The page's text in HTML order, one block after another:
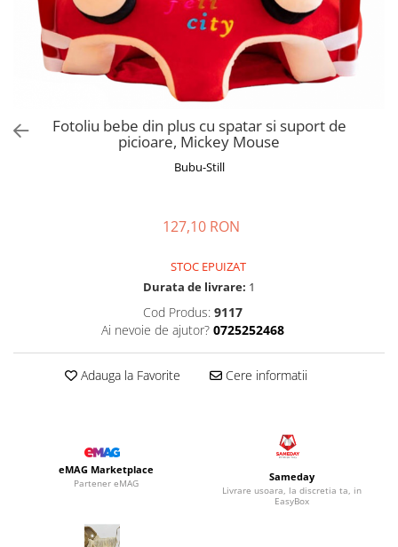
Bluze, pieptarase, mentite
Veste bebe
Rochite bebeluse
Pantaloni de exterior
Bluze, pieptarase, mentite
Veste bebe
Bluze si pulovere
Cos depozitare jucarii
Articole mamici
Jocuri educative si de societate
Jucarii tip Montessori
Masinute electrice
Jucarii gonflabile
Adidasi
Incaltaminte de panza
Fotoliu bebe din plus cu spatar si suport de
picioare, Mickey Mouse
Bubu-Still
127,10 RON
STOC EPUIZAT
Durata de livrare: 1
Cod Produs: 9117
Ai nevoie de ajutor? 0725252468
Adauga la Favorite Cere informatii
eMAG Marketplace
Partener eMAG Sameday
Livrare usoara, la discretia ta, in
EasyBox